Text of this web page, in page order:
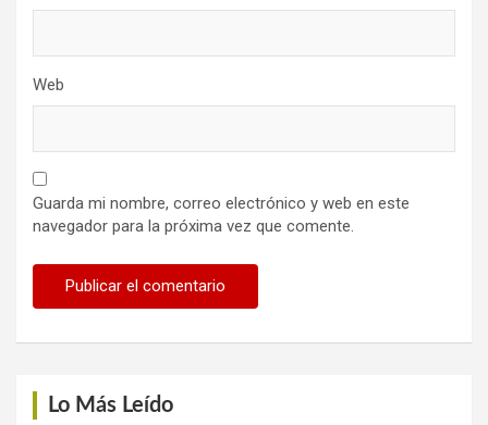
Web
Guarda mi nombre, correo electrónico y web en este
navegador para la próxima vez que comente.
Lo Más Leído